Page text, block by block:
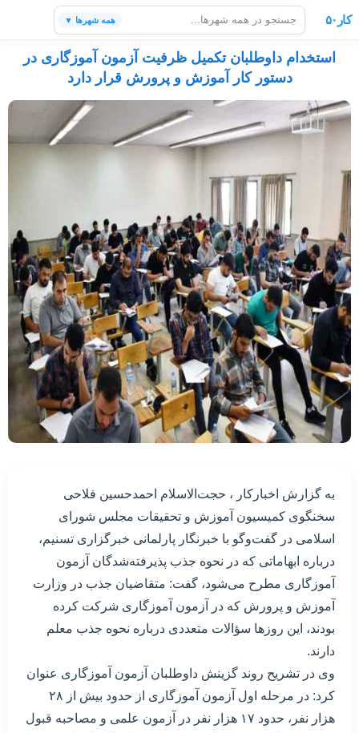
کار۵۰ همه شهرها ▼
استخدام داوطلبان تکمیل ظرفیت آزمون آموزگاری در
دستور کار آموزش و پرورش قرار دارد
به گزارش اخبارکار ، حجت‌الاسلام احمدحسین فلاحی
سخنگوی کمیسیون آموزش و تحقیقات مجلس شورای
اسلامی در گفت‌وگو با خبرنگار پارلمانی خبرگزاری تسنیم،
درباره ابهاماتی که در نحوه جذب پذیرفته‌شدگان آزمون
آموزگاری مطرح می‌شود، گفت: متقاضیان جذب در وزارت
آموزش و پرورش که در آزمون آموزگاری شرکت کرده
بودند، این روزها سؤالات متعددی درباره نحوه جذب معلم
دارند.
وی در تشریح روند گزینش داوطلبان آزمون آموزگاری عنوان
کرد: در مرحله اول آزمون آموزگاری از حدود بیش از ۲۸
هزار نفر، حدود ۱۷ هزار نفر در آزمون علمی و مصاحبه قبول